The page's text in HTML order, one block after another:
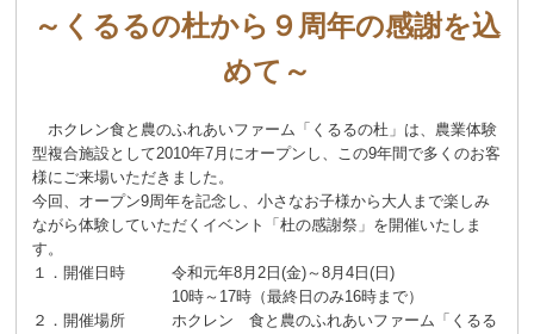
～くるるの杜から９周年の感謝を込
めて～
ホクレン食と農のふれあいファーム「くるるの杜」は、農業体験
型複合施設として2010年7月にオープンし、この9年間で多くのお客
様にご来場いただきました。
今回、オープン9周年を記念し、小さなお子様から大人まで楽しみ
ながら体験していただくイベント「杜の感謝祭」を開催いたしま
す。
１．開催日時 令和元年8月2日(金)～8月4日(日)
10時～17時（最終日のみ16時まで）
２．開催場所 ホクレン 食と農のふれあいファーム「くるる